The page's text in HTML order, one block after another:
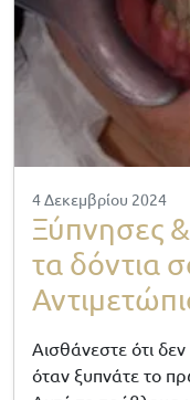
4 Δεκεμβρίου 2024
Ξύπνησες
τα δόντια
Αισθάνεστε ότι
όταν ξυπνάτε το